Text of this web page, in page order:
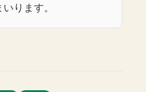
いります。